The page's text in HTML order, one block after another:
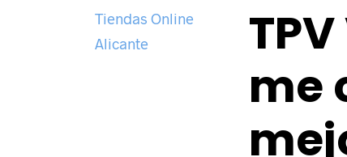
Tiendas Online
Alicante
me